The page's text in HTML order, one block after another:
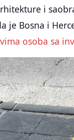
i
je Bosna i
osoba sa